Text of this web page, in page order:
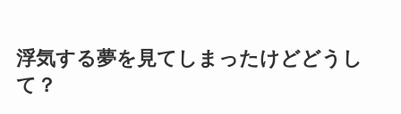
浮気する夢を見てしまったけどどうし
て？